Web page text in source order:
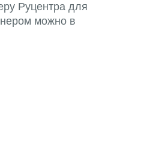
Руцентра для
можно в